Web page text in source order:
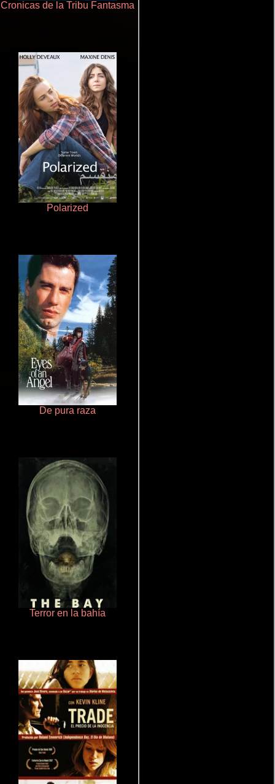
Cronicas de la Tribu Fantasma
Polarized
De pura raza
Terror en la bahía